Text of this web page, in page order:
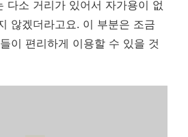
다소 거리가 있어서 자가용이 없
않겠더라고요. 이 부분은 조금
이 편리하게 이용할 수 있을 것